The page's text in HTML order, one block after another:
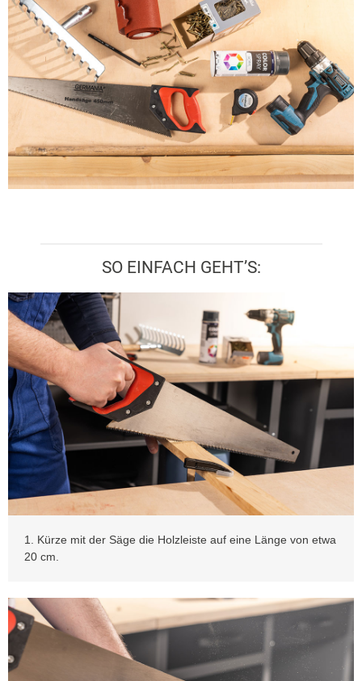
SO EINFACH GEHT’S:
1. Kürze mit der Säge die Holzleiste auf eine Länge von etwa
20 cm.